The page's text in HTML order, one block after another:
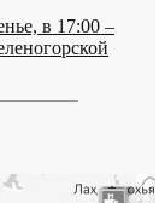
в 17:00 –